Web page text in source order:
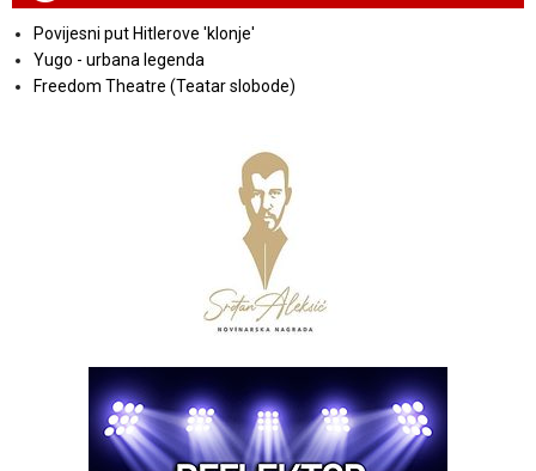
Povijesni put Hitlerove 'klonje'
Yugo - urbana legenda
Freedom Theatre (Teatar slobode)